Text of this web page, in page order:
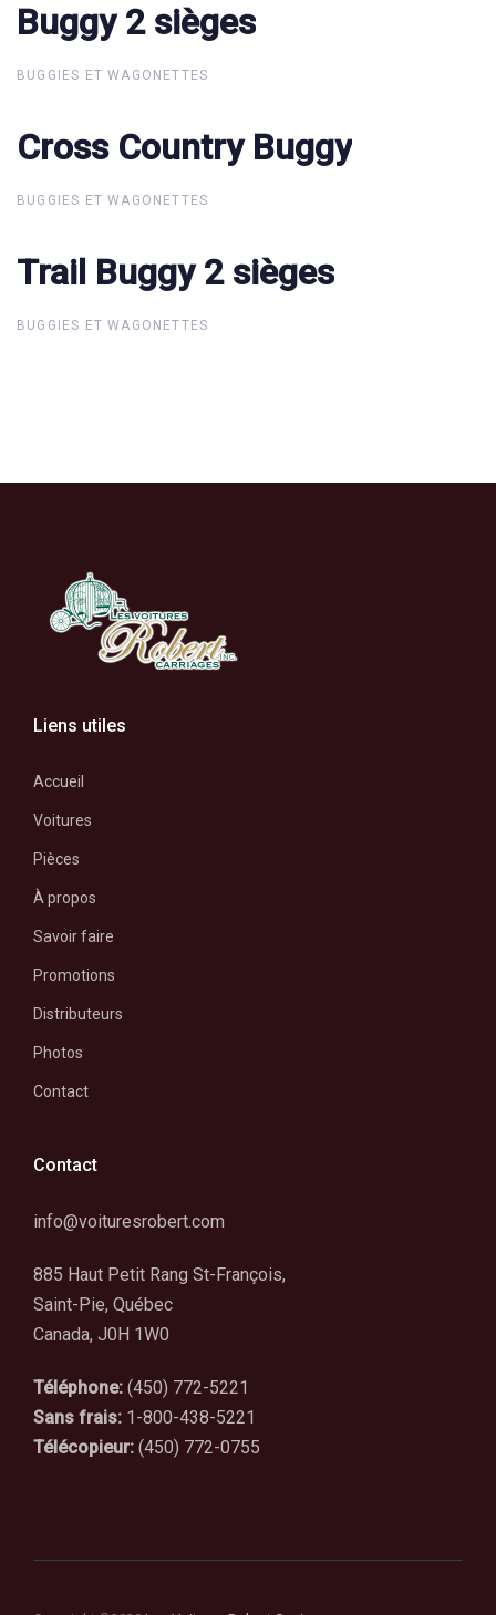
Buggy 2 sièges
Buggy 2 sièges
BUGGIES ET WAGONETTES
Cross Country Buggy
Cross Country Buggy
BUGGIES ET WAGONETTES
Trail Buggy 2 sièges
Trail Buggy 2 sièges
BUGGIES ET WAGONETTES
Liens utiles
Accueil
Voitures
Pièces
À propos
Savoir faire
Promotions
Distributeurs
Photos
Contact
Contact
info@voituresrobert.com
885 Haut Petit Rang St-François,
Saint-Pie, Québec
Canada, J0H 1W0
Téléphone: (450) 772-5221
Sans frais: 1-800-438-5221
Télécopieur: (450) 772-0755